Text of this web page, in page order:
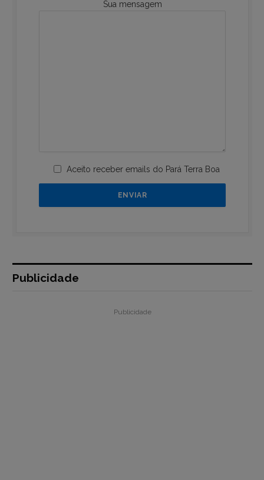
Sua mensagem
Aceito receber emails do Pará Terra Boa
Publicidade
Publicidade